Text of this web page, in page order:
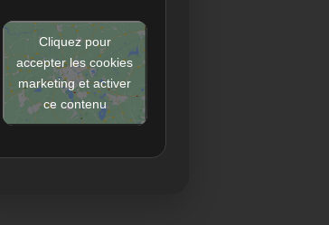
Cliquez pour
accepter les cookies
marketing et activer
ce contenu